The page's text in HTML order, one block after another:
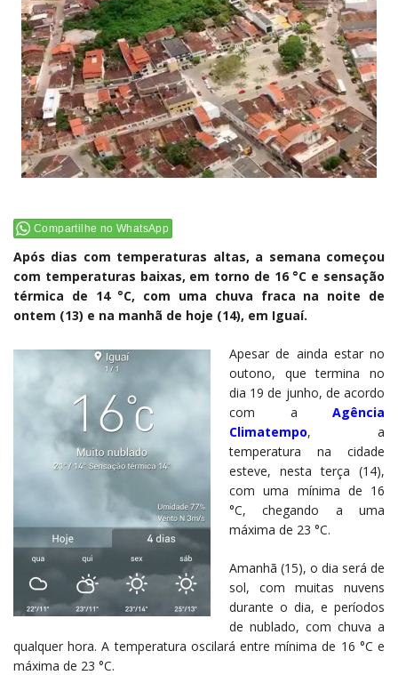
Compartilhe no WhatsApp
Após dias com temperaturas altas, a semana começou
com temperaturas baixas, em torno de 16 °C e sensação
térmica de 14 °C, com uma chuva fraca na noite de
ontem (13) e na manhã de hoje (14), em Iguaí.
Apesar de ainda estar no
outono, que termina no
dia 19 de junho, de acordo
com a Agência
Climatempo, a
temperatura na cidade
esteve, nesta terça (14),
com uma mínima de 16
°C, chegando a uma
máxima de 23 °C.
Amanhã (15), o dia será de
sol, com muitas nuvens
durante o dia, e períodos
de nublado, com chuva a
qualquer hora. A temperatura oscilará entre mínima de 16 °C e
máxima de 23 °C.